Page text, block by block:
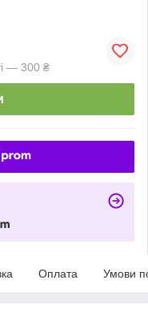
— 300 ₴
Оплата Умови